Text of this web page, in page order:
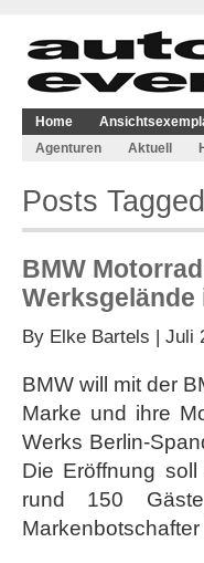
Home
Agenturen
Aktuell
Posts
BMW
Werksgelände
By Elke Bartels | Juli
BMW will mit der
Marke und ihre
Werks Berlin-
Die Eröffnung
rund 150